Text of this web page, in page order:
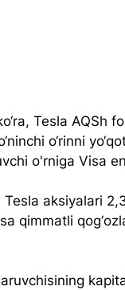
Tesla AQSh
o‘rinni
o'rniga Visa
aksiyalari
qimmatli